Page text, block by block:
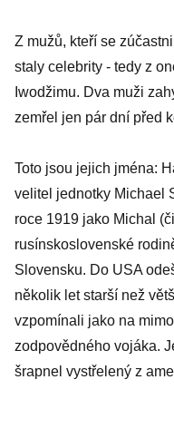
Z mužů, kteří se
staly celebrity - tedy z
Iwodžimu. Dva muži
zemřel jen pár dní před
Toto jsou jejich jména:
velitel jednotky Michael
roce 1919 jako Michal
rusínskoslovenské
Slovensku. Do USA
několik let starší než
vzpomínali jako na
zodpovědného vojáka.
šrapnel vystřelený z